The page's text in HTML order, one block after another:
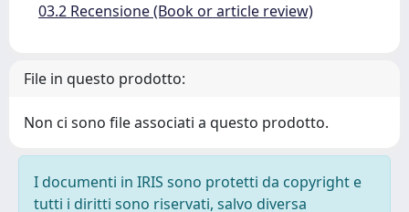
03.2 Recensione (Book or article review)
File in questo prodotto:
Non ci sono file associati a questo prodotto.
I documenti in IRIS sono protetti da copyright e
tutti i diritti sono riservati, salvo diversa